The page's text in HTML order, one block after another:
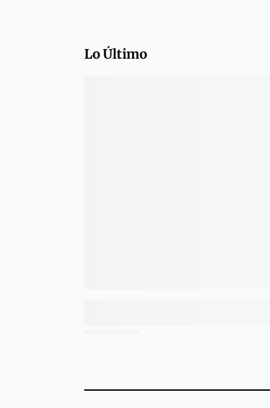
Lo Último